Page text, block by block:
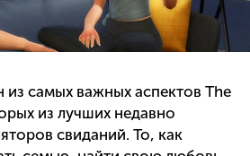
самых важных аспектов The
из лучших недавно
свиданий. То, как